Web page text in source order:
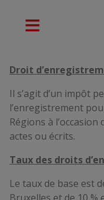
Droit
Il s’agit d’un impôt
l’enregistrement
Régions à
actes ou écrits.
Taux des droits
Le taux de base est